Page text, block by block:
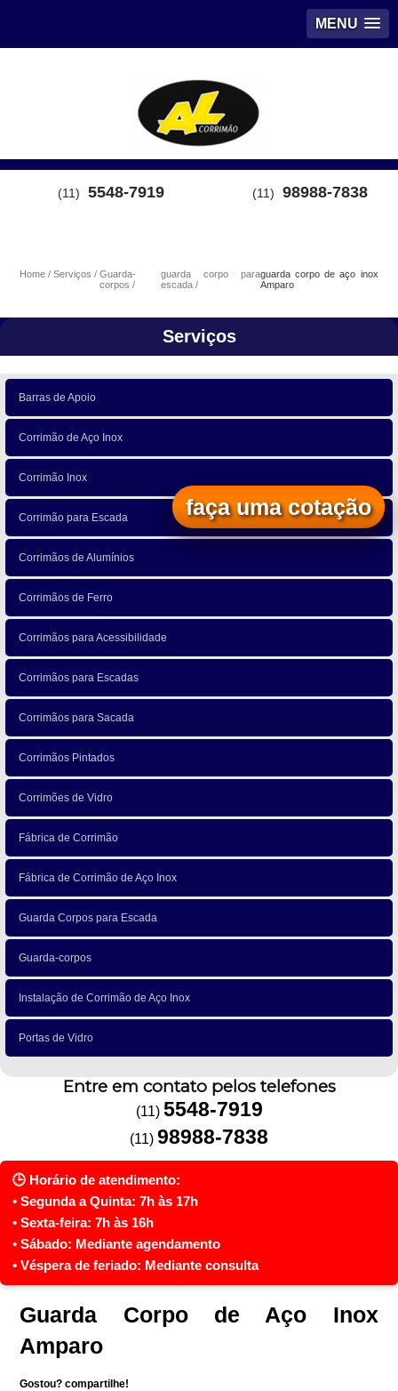
MENU
(11) 5548-7919 (11) 98988-7838
Home Serviços
Guarda-
corpos
guarda corpo para
escada
guarda corpo de aço inox
Amparo
Serviços
Barras de Apoio
Corrimão de Aço Inox
Corrimão Inox
Corrimão para Escada
Corrimãos de Alumínios
Corrimãos de Ferro
Corrimãos para Acessibilidade
Corrimãos para Escadas
Corrimãos para Sacada
Corrimãos Pintados
Corrimões de Vidro
Fábrica de Corrimão
Fábrica de Corrimão de Aço Inox
Guarda Corpos para Escada
Guarda-corpos
Instalação de Corrimão de Aço Inox
Portas de Vidro
Entre em contato pelos telefones
(11) 5548-7919
(11) 98988-7838
Guarda Corpo de Aço Inox
Amparo
Gostou? compartilhe!
faça uma cotação